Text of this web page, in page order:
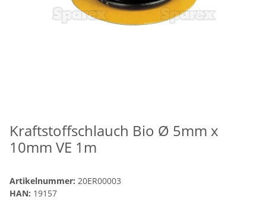
Kraftstoffschlauch Bio Ø 5mm x
10mm VE 1m
Artikelnummer: 20ER00003
HAN: 19157